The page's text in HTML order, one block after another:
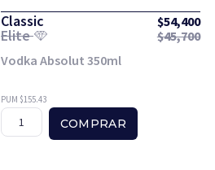
Classic $54,400
Elite $45,700
Vodka Absolut 350ml
PUM $155.43
COMPRAR